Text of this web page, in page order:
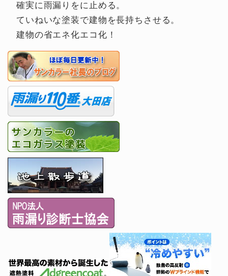
確実に雨漏りをに止める。
ていねいな塗装で建物を長持ちさせる。
建物の省エネ化エコ化！